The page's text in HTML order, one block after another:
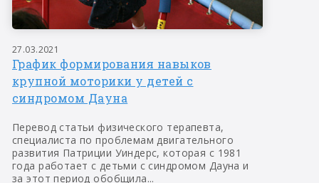
27.03.2021
График формирования навыков
крупной моторики у детей с
синдромом Дауна
Перевод статьи физического терапевта,
специалиста по проблемам двигательного
развития Патриции Уиндерс, которая с 1981
года работает с детьми с синдромом Дауна и
за этот период обобщила...